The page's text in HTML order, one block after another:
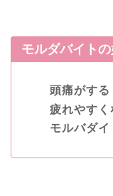
モルダバイト
頭痛がする
疲れやすく
モルバダ